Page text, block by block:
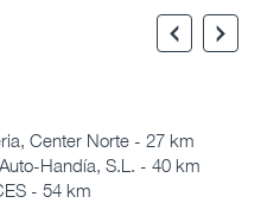
Center Norte - 27 km
Handía, S.L. - 40 km
- 54 km